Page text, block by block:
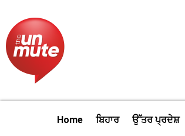
content
Home ਬਿਹਾਰ ਉੱਤਰ ਪ੍ਰਦੇਸ਼